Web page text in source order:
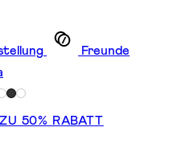
Freunde
50% RABATT